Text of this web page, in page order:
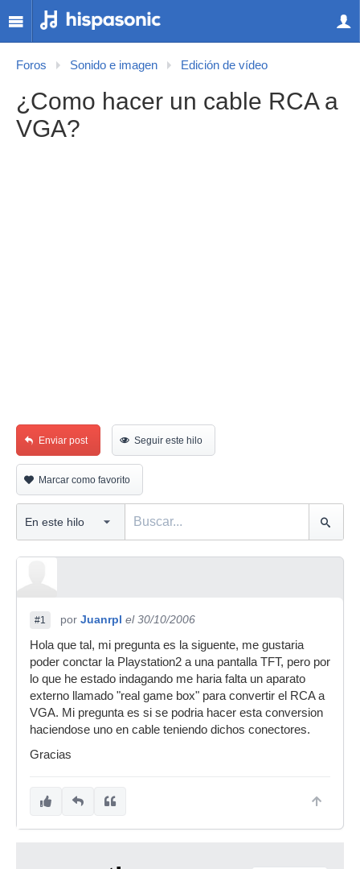
Foros Sonido e imagen Edición de vídeo
¿Como hacer un cable RCA a
VGA?
Enviar post Seguir este hilo
Marcar como favorito
#1 por Juanrpl el 30/10/2006
Hola que tal, mi pregunta es la siguente, me gustaria
poder conctar la Playstation2 a una pantalla TFT, pero por
lo que he estado indagando me haria falta un aparato
externo llamado "real game box" para convertir el RCA a
VGA. Mi pregunta es si se podria hacer esta conversion
haciendose uno en cable teniendo dichos conectores.
Gracias